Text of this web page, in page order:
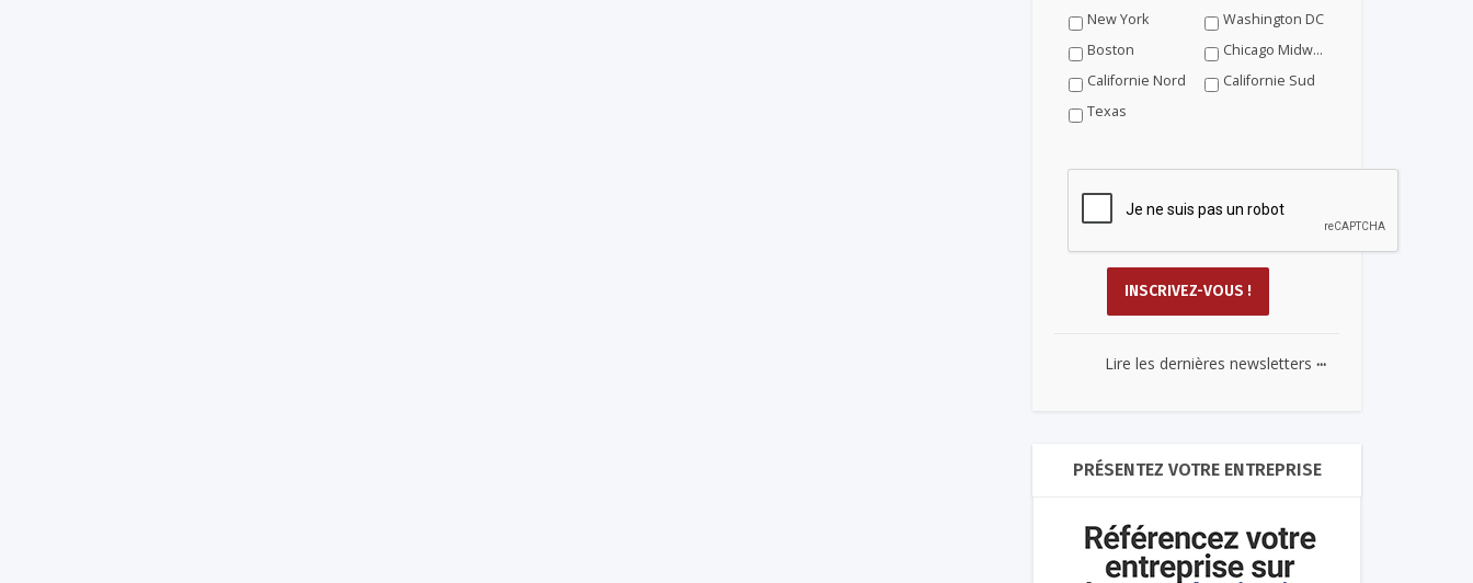
New York
Washington DC
Boston
Chicago Midwest
Californie Nord
Californie Sud
Texas
Lire les dernières newsletters ...
PRÉSENTEZ VOTRE ENTREPRISE